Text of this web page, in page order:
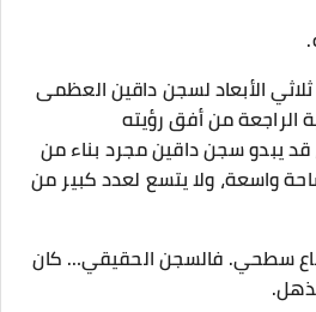
الأبعاد لسجن داقين العظمى
الراجعة من أفق رؤيته
قد يبدو سجن داقين مجرد بناء من
واسعة، ولا يتسع لعدد كبير من
سطحي. فالسجن الحقيقي… كان